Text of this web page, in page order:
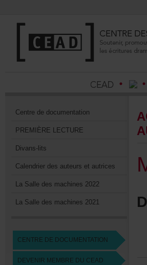
Centrededocumentation
PREMIÈRELECTURE
Divans-lits
Calendrierdesauteursetautrices
LaSalledesmachines2022
LaSalledesmachines2021
CENTREDEDOCUMENTATION
DEVENIRMEMBREDUCEAD